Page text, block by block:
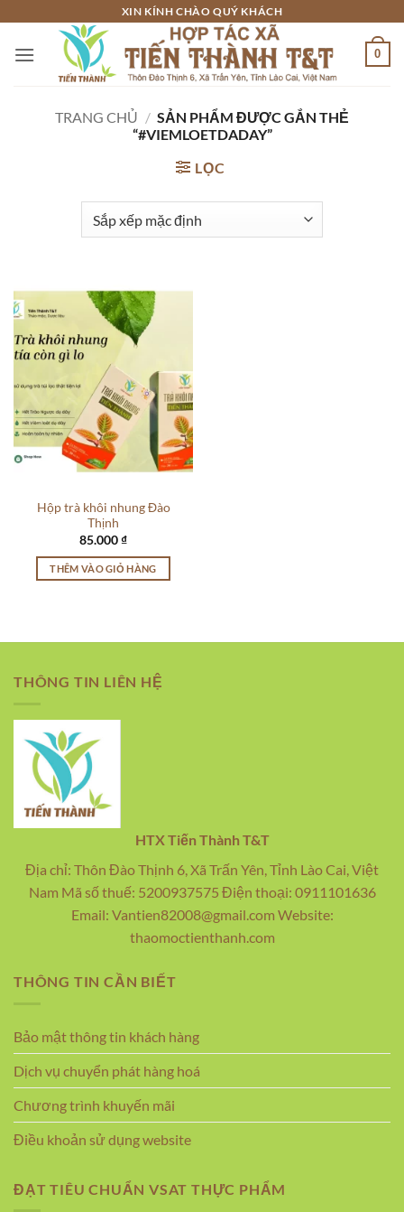
nội
XIN KÍNH CHÀO QUÝ KHÁCH
0
TRANG CHỦ / SẢN PHẨM ĐƯỢC GẮN THẺ
“#VIEMLOETDADAY”
LỌC
Hộp trà khôi nhung Đào
Thịnh
85.000₫
THÊM VÀO GIỎ HÀNG
THÔNG TIN LIÊN HỆ
HTX Tiến Thành T&T
Địa chỉ: Thôn Đào Thịnh 6, Xã Trấn Yên, Tỉnh Lào Cai, Việt
Nam Mã số thuế: 5200937575 Điện thoại: 0911101636
Email: Vantien82008@gmail.com Website:
thaomoctienthanh.com
THÔNG TIN CẦN BIẾT
Bảo mật thông tin khách hàng
Dịch vụ chuyển phát hàng hoá
Chương trình khuyến mãi
Điều khoản sử dụng website
ĐẠT TIÊU CHUẨN VSAT THỰC PHẨM